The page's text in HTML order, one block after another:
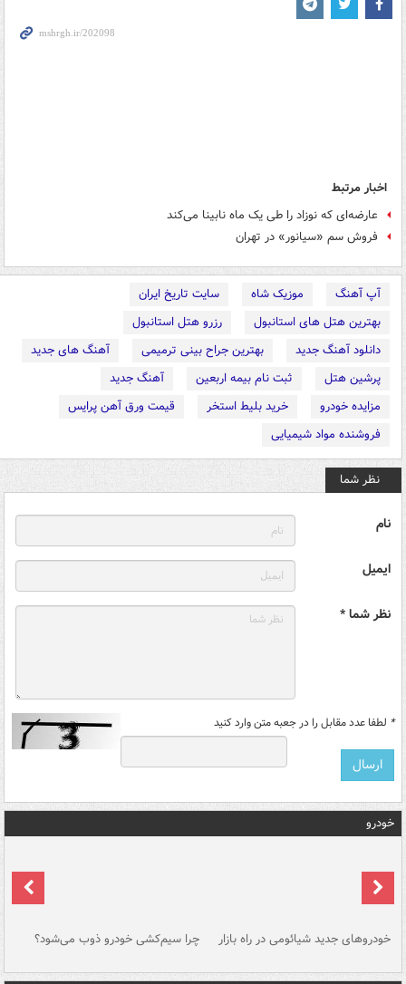
اخبار مرتبط
عارضه‌ای که نوزاد را طی یک ماه نابینا می‌کند
فروش سم «سیانور» در تهران
آپ آهنگ موزیک شاه
سایت تاریخ ایران
بهترین هتل های استانبول
رزرو هتل استانبول
دانلود آهنگ جدید
بهترین جراح بینی ترمیمی
آهنگ های جدید
پرشین هتل
ثبت نام بیمه اربعین
آهنگ جدید
مزایده خودرو
خرید بلیط استخر
قیمت ورق آهن پرایس
فروشنده مواد شیمیایی
نظر شما
نام
ایمیل
نظر شما *
* لطفا عدد مقابل را در جعبه متن وارد کنید
خودرو
خودروهای جدید شیائومی در راه بازار چرا سیم‌کشی خودرو ذوب می‌شود؟